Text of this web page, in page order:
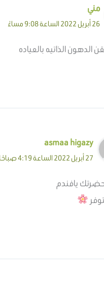
مني
26 أبريل 2022 الساعة 9:08 مساءً
الدهون الذاتيه بالعياده
asmaa higazy
27 أبريل 2022 الساعة 4:19 صباحًا
يافندم